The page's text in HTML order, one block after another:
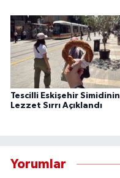
Tescilli Eskişehir Simidinin
Lezzet Sırrı Açıklandı
Yorumlar